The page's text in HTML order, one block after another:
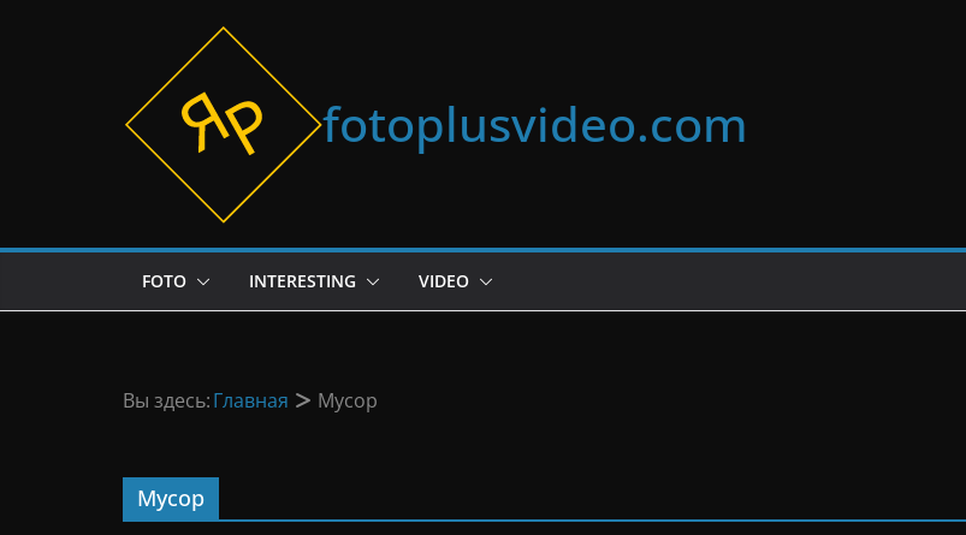
fotoplusvideo.com
FOTO INTERESTING VIDEO
Вы здесь:Главная Мусор
Мусор